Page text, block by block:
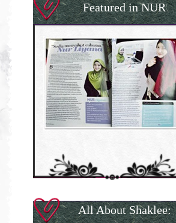
Featured in NUR
All About Shaklee: